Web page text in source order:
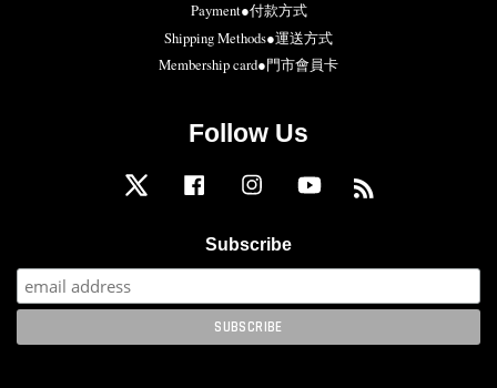
Payment●付款方式
Shipping Methods●運送方式
Membership card●門市會員卡
Follow Us
Twitter Facebook Instagram YouTube
Subscribe